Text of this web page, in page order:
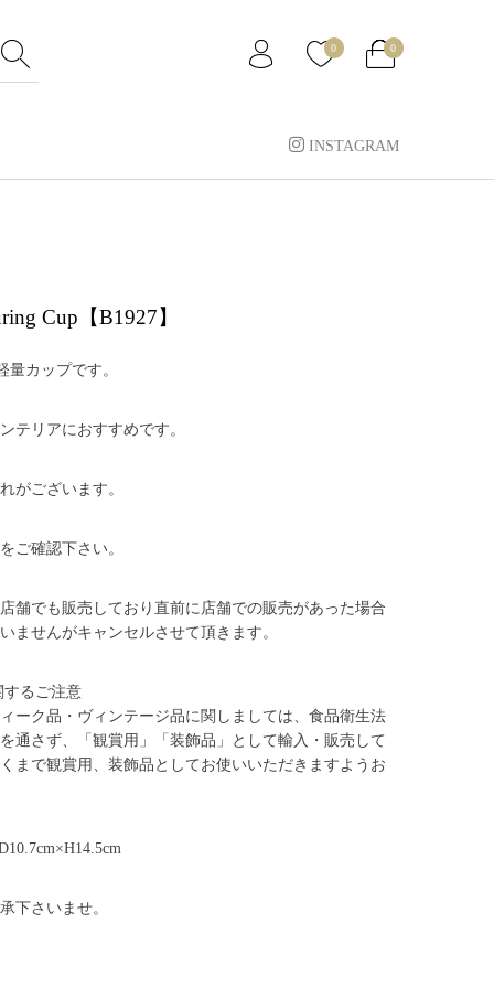
0 0
INSTAGRAM
Cup【B1927】
量カップです。
テリアにおすすめです。
がございます。
ご確認下さい。
舗でも販売しており直前に店舗での販売があった場合
ませんがキャンセルさせて頂きます。
るご注意
ーク品・ヴィンテージ品に関しましては、食品衛生法
通さず、「観賞用」「装飾品」として輸入・販売して
まで観賞用、装飾品としてお使いいただきますようお
下さいませ。